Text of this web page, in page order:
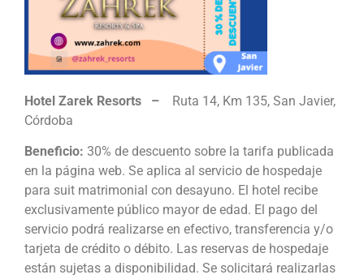
Hotel Zarek Resorts –
Ruta 14, Km 135, San Javier,
Córdoba
Beneficio: 30% de descuento sobre la tarifa publicada
en la página web. Se aplica al servicio de hospedaje
para suit matrimonial con desayuno. El hotel recibe
exclusivamente público mayor de edad. El pago del
servicio podrá realizarse en efectivo, transferencia y/o
tarjeta de crédito o débito. Las reservas de hospedaje
están sujetas a disponibilidad. Se solicitará realizarlas